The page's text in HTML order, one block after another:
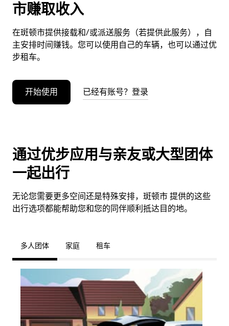
历。
市赚取收入
在斑顿市提供接载和/或派送服务（若提供此服务），自
主安排时间赚钱。您可以使用自己的车辆，也可以通过优
步租车。
开始使用 已经有账号？登录
通过优步应用与亲友或大型团体
一起出行
无论您需要更多空间还是特殊安排，斑顿市 提供的这些
出行选项都能帮助您和您的同伴顺利抵达目的地。
多人团体 家庭 租车